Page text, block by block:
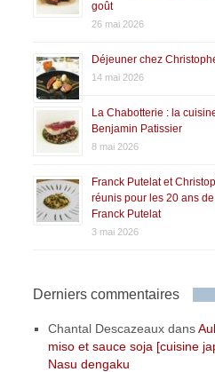
goût
26 mai 2026
Déjeuner chez
14 mai 2026
La Chabotterie : la
Benjamin Patissier
8 mai 2026
Franck Putelat et
réunis pour les 20 ans
Franck Putelat
3 mai 2026
Derniers commentaires
Chantal Descazeaux dans
miso et sauce soja [cuisine
Nasu dengaku